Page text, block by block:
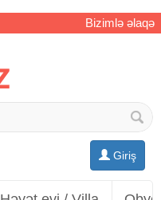
Bizimlə əlaqə
Giriş